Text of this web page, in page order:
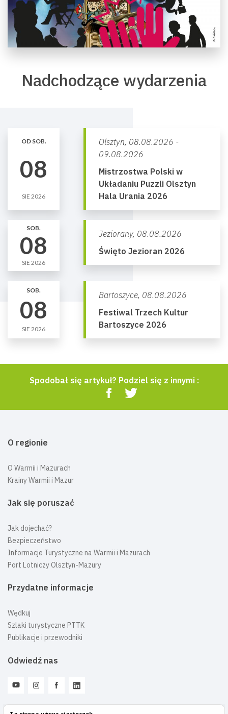
Nadchodzące wydarzenia
OD SOB.
08
SIE 2026
Olsztyn, 08.08.2026 -
09.08.2026
Mistrzostwa Polski w
Układaniu Puzzli Olsztyn
Hala Urania 2026
SOB.
08
SIE 2026
Jeziorany, 08.08.2026
Święto Jezioran 2026
SOB.
08
SIE 2026
Bartoszyce, 08.08.2026
Festiwal Trzech Kultur
Bartoszyce 2026
Spodobał się artykuł? Podziel się z innymi :
O regionie
O Warmii i Mazurach
Krainy Warmii i Mazur
Jak się poruszać
Jak dojechać?
Bezpieczeństwo
Informacje Turystyczne na Warmii i Mazurach
Port Lotniczy Olsztyn-Mazury
Przydatne informacje
Wędkuj
Szlaki turystyczne PTTK
Publikacje i przewodniki
Odwiedź nas